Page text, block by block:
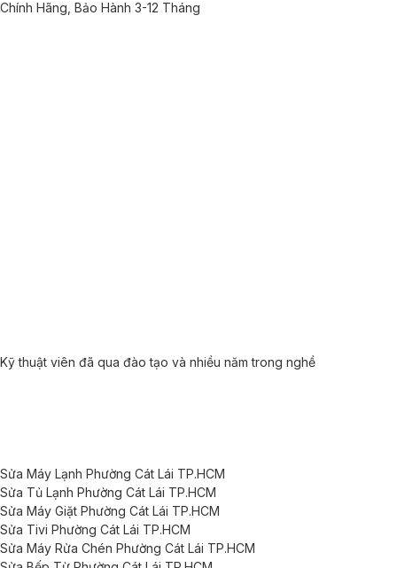
Kỹ thuật viên đã qua đào tạo và nhiều năm trong nghề
Sửa Máy Lạnh Phường Cát Lái TP.HCM
Sửa Tủ Lạnh Phường Cát Lái TP.HCM
Sửa Máy Giặt Phường Cát Lái TP.HCM
Sửa Tivi Phường Cát Lái TP.HCM
Sửa Máy Rửa Chén Phường Cát Lái TP.HCM